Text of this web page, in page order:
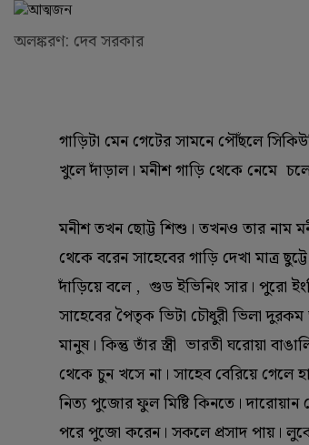
অলঙ্করণ: দেব সরকার
গাড়িটা মেন গেটের সামনে পৌঁছলে
খুলে দাঁড়াল। মনীশ গাড়ি থেকে নেমে
মনীশ তখন ছোট্ট শিশু। তখনও তার নাম
থেকে বরেন সাহেবের গাড়ি দেখা মাত্র
দাঁড়িয়ে বলে , গুড ইভিনিং সার। পুরো
সাহেবের পৈতৃক ভিটা চৌধুরী ভিলা
মানুষ। কিন্তু তাঁর স্ত্রী ভারতী ঘরোয়া
থেকে চুন খসে না। সাহেব বেরিয়ে গেলে
নিত্য পুজোর ফুল মিষ্টি কিনতে। দারোয়ান
পরে পুজো করেন। সকলে প্রসাদ পায়।